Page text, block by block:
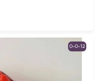
0-0-12